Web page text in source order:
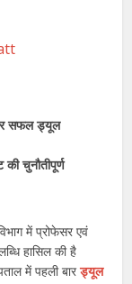
सफल ड्यूल
चुनौतीपूर्ण
में प्रोफेसर एवं
हासिल की है
में पहली बारड्यूल